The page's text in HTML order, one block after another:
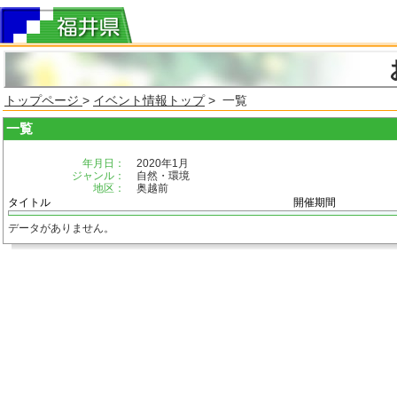
トップページ > イベント情報トップ> 一覧
一覧
年月日：
2020年1月
ジャンル：
自然・環境
地区：
奥越前
タイトル
開催期間
データがありません。